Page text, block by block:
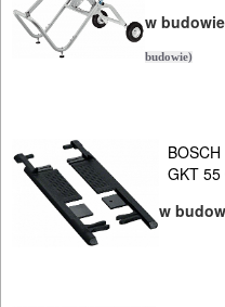
AGREGATY
PRĄDOWE
ROBOCZA
I
BHP
SPRZĘT
w
budowie)
GKT 55
w